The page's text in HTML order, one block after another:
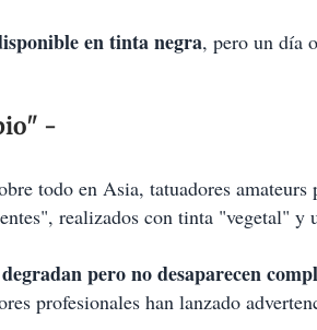
en tinta negra, pero un día
-
todo en Asia, tatuadores amateurs
realizados con tinta "vegetal" y
pero no desaparecen
profesionales han lanzado